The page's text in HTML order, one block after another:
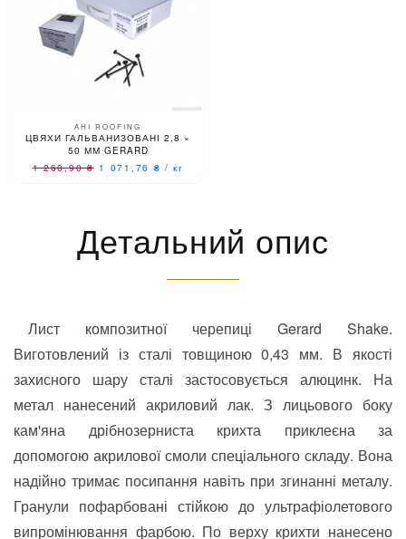
AHI ROOFING
ЦВЯХИ ГАЛЬВАНИЗОВАНІ 2,8 ×
50 ММ GERARD
1 260,90₴ 1 071,76 ₴ / кг
Детальний опис
Лист композитної черепиці Gerard Shake.
Виготовлений із сталі товщиною 0,43 мм. В якості
захисного шару сталі застосовується алюцинк. На
метал нанесений акриловий лак. З лицьового боку
кам'яна дрібнозерниста крихта приклеєна за
допомогою акрилової смоли спеціального складу. Вона
надійно тримає посипання навіть при згинанні металу.
Гранули пофарбовані стійкою до ультрафіолетового
випромінювання фарбою. По верху крихти нанесено